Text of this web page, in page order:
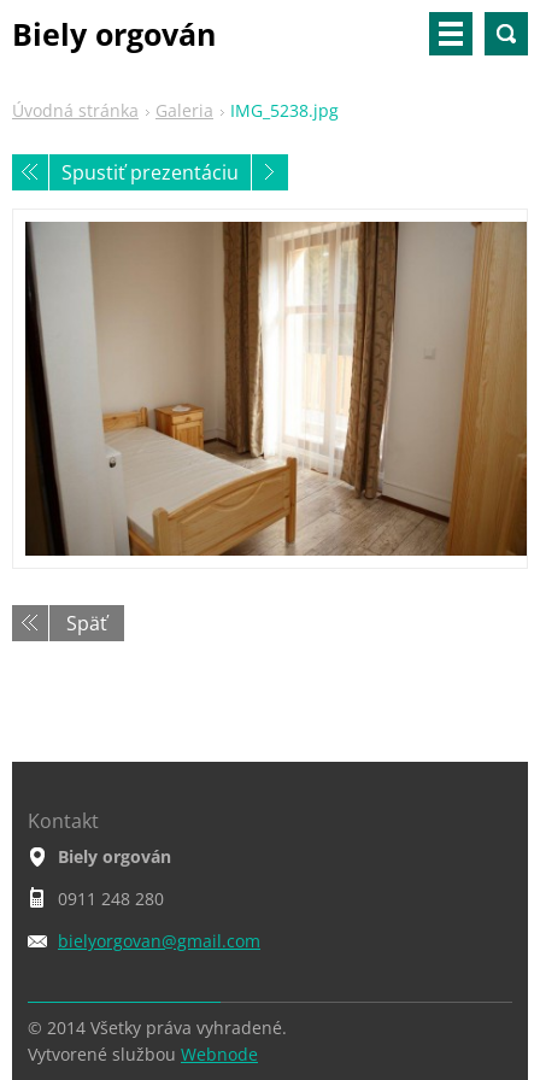
Biely orgován
Úvodná stránka Galeria IMG_5238.jpg
Spustiť prezentáciu
Späť
Kontakt
Biely orgován
0911 248 280
bielyorgovan@gmail.com
© 2014 Všetky práva vyhradené.
Vytvorené službou Webnode